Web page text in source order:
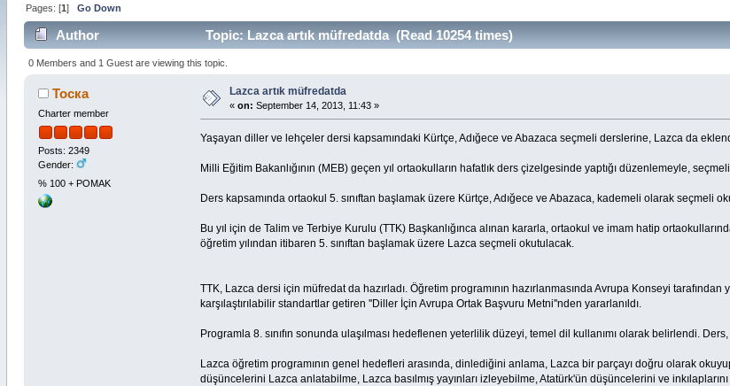
Pages: [1] Go Down
Author Topic: Lazca artık müfredatda (Read 10254 times)
0 Members and 1 Guest are viewing this topic.
Тоска
Charter member
Posts: 2349
Gender:
% 100 + POMAK
Lazca artık müfredatda
« on: September 14, 2013, 11:43 »
Yaşayan diller ve lehçeler dersi kapsamındaki Kürtçe, Adığece ve Abazaca seçmeli derslerine, Lazca da
Milli Eğitim Bakanlığının (MEB) geçen yıl ortaokulların hafatlık ders çizelgesinde yaptığı düzenlemeyle,
Ders kapsamında ortaokul 5. sınıftan başlamak üzere Kürtçe, Adığece ve Abazaca, kademeli olarak seçmeli
Bu yıl için de Talim ve Terbiye Kurulu (TTK) Başkanlığınca alınan kararla, ortaokul ve imam hatip
öğretim yılından itibaren 5. sınıftan başlamak üzere Lazca seçmeli okutulacak.
TTK, Lazca dersi için müfredat da hazırladı. Öğretim programının hazırlanmasında Avrupa Konseyi
karşılaştırılabilir standartlar getiren ''Diller İçin Avrupa Ortak Başvuru Metni''nden yararlanıldı.
Programla 8. sınıfın sonunda ulaşılması hedeflenen yeterlilik düzeyi, temel dil kullanımı olarak belirlendi.
Lazca öğretim programının genel hedefleri arasında, dinlediğini anlama, Lazca bir parçayı doğru olarak
düşüncelerini Lazca anlatabilme, Lazca basılmış yayınları izleyebilme, Atatürk'ün düşüncelerini ve